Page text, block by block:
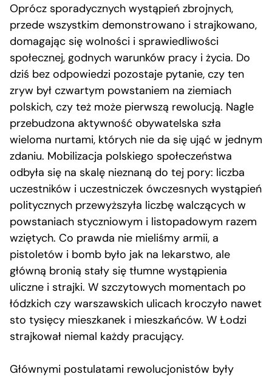
Oprócz sporadycznych wystąpień zbrojnych,
przede wszystkim demonstrowano i strajkowano,
domagając się wolności i sprawiedliwości
społecznej, godnych warunków pracy i życia. Do
dziś bez odpowiedzi pozostaje pytanie, czy ten
zryw był czwartym powstaniem na ziemiach
polskich, czy też może pierwszą rewolucją. Nagle
przebudzona aktywność obywatelska szła
wieloma nurtami, których nie da się ująć w jednym
zdaniu. Mobilizacja polskiego społeczeństwa
odbyła się na skalę nieznaną do tej pory: liczba
uczestników i uczestniczek ówczesnych wystąpień
politycznych przewyższyła liczbę walczących w
powstaniach styczniowym i listopadowym razem
wziętych. Co prawda nie mieliśmy armii, a
pistoletów i bomb było jak na lekarstwo, ale
główną bronią stały się tłumne wystąpienia
uliczne i strajki. W szczytowych momentach po
łódzkich czy warszawskich ulicach kroczyło nawet
sto tysięcy mieszkanek i mieszkańców. W Łodzi
strajkował niemal każdy pracujący.
Głównymi postulatami rewolucjonistów były